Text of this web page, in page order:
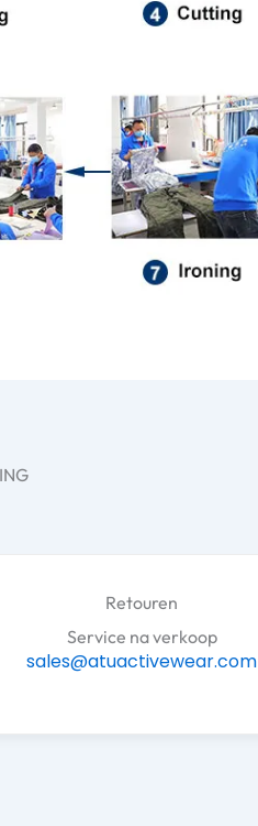
Retouren
Service na verkoop
sales@atuactivewear.com